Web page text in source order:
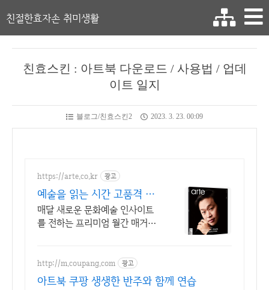
친절한효자손 취미생활
친효스킨 : 아트북 다운로드 / 사용법 / 업데
이트 일지
블로그/친효스킨2 2023. 3. 23. 00:09
https://arte.co.kr 광고
예술을 읽는 시간 고품격 문
화예술 월간지
매달 새로운 문화예술 인사이트
를 전하는 프리미엄 월간 매거진
http://m.coupang.com 광고
아트북 쿠팡 생생한 반주와 함께 연습